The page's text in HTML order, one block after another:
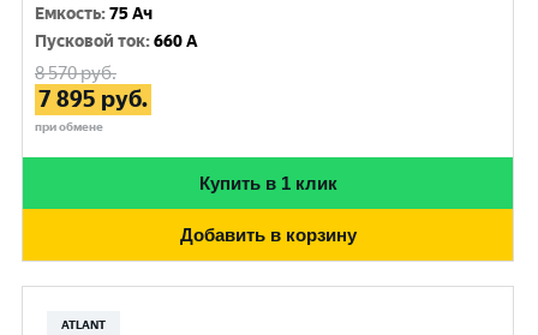
Емкость:75 Ач
Пусковой ток:660 A
8 570руб.
7 895 руб.
при обмене
Купить в 1 клик
Добавить в корзину
ATLANT